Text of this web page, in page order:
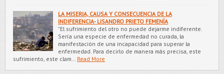
LA MISERIA, CAUSA Y CONSECUENCIA DE LA
INDIFERENCIA- LISANDRO PRIETO FEMENÍA
"El sufrimiento del otro no puede dejarme indiferente.
Sería una especie de enfermedad no curada, la
manifestación de una incapacidad para superar la
enfermedad. Para decirlo de manera más precisa, este
sufrimiento, este clam…
Read More